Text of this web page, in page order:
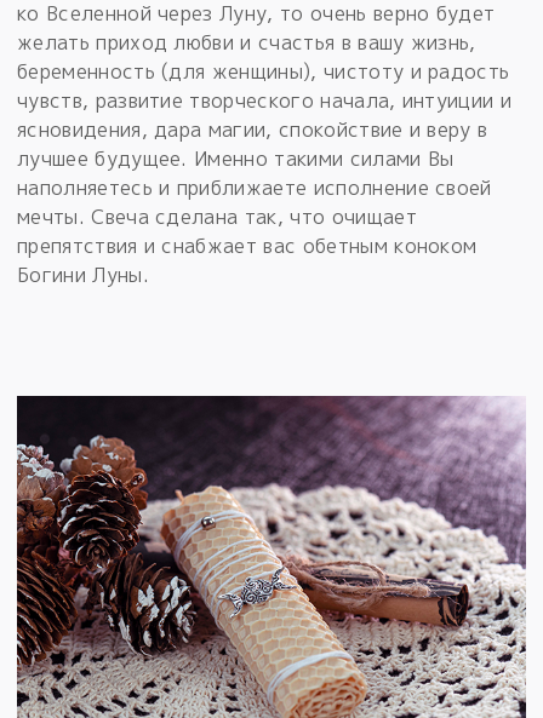
ко Вселенной через Луну, то очень верно будет
желать приход любви и счастья в вашу жизнь,
беременность (для женщины), чистоту и радость
чувств, развитие творческого начала, интуиции и
ясновидения, дара магии, спокойствие и веру в
лучшее будущее. Именно такими силами Вы
наполняетесь и приближаете исполнение своей
мечты. Свеча сделана так, что очищает
препятствия и снабжает вас обетным коноком
Богини Луны.